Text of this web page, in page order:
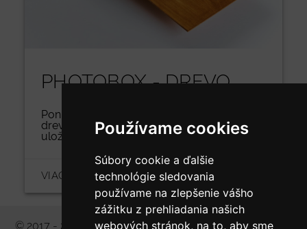
Používame cookies
Súbory cookie a ďalšie
technológie sledovania
používame na zlepšenie vášho
zážitku z prehliadania našich
webových stránok, na to, aby sme
PHOTOBOX - DREVO
Ponúkame nový model photoboxu v
drevenom prevedení, ktorý je s možnosťou
uloženia USB kľú�...
VIAC INFORMÁCIÍ
© 2017 - 2026 Všetky práva vyhradené pre Prophoto